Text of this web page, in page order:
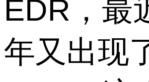
EDR，最
年又出现